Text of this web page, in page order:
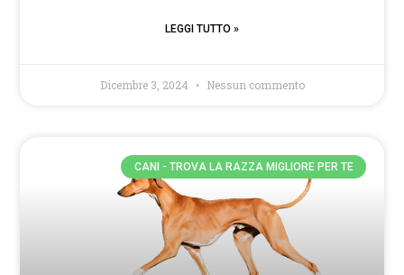
LEGGI TUTTO »
Dicembre 3, 2024 Nessun commento
CANI - TROVA LA RAZZA MIGLIORE PER TE